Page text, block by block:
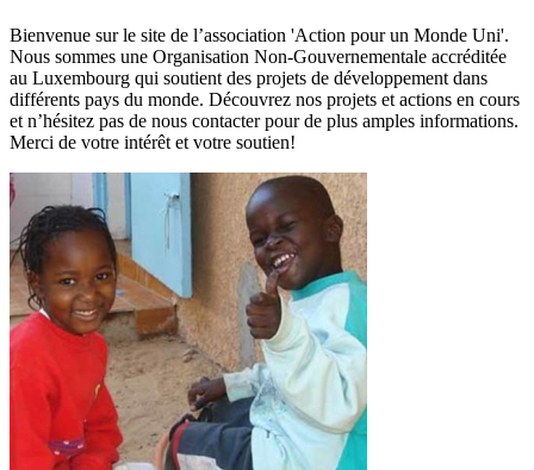
Bienvenue sur le site de l’association 'Action pour un Monde Uni'.
Nous sommes une Organisation Non-Gouvernementale accréditée
au Luxembourg qui soutient des projets de développement dans
différents pays du monde. Découvrez nos projets et actions en cours
et n’hésitez pas de nous contacter pour de plus amples informations.
Merci de votre intérêt et votre soutien!